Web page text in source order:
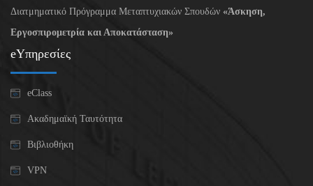
Διατμηματικό Πρόγραμμα Μεταπτυχιακών Σπουδών «Άσκηση,
Εργοσπιρομετρία και Αποκατάσταση»
eΥπηρεσίες
eClass
Ακαδημαϊκή Ταυτότητα
Βιβλιοθήκη
VPN